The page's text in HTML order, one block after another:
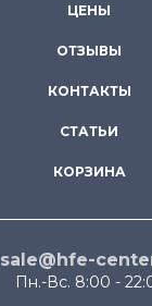
ЦЕНЫ
ОТЗЫВЫ
КОНТАКТЫ
СТАТЬИ
КОРЗИНА
sale@hfe-
Пн.-Вс. 8:00 -